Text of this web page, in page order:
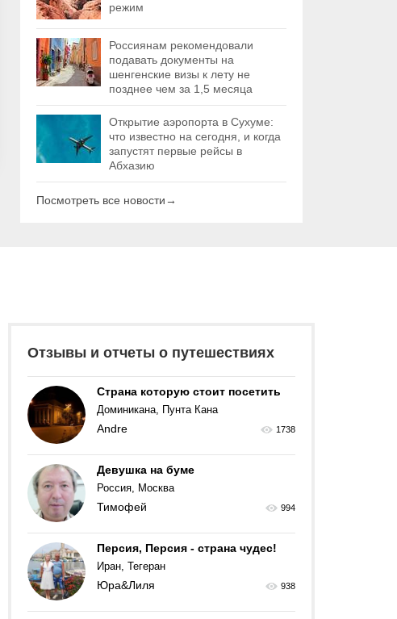
режим
Россиянам рекомендовали
подавать документы на
шенгенские визы к лету не
позднее чем за 1,5 месяца
Открытие аэропорта в Сухуме:
что известно на сегодня, и когда
запустят первые рейсы в
Абхазию
Посмотреть все новости→
Отзывы и отчеты о путешествиях
Страна которую стоит посетить
Доминикана, Пунта Кана
Andre 1738
Девушка на буме
Россия, Москва
Тимофей 994
Персия, Персия - страна чудес!
Иран, Тегеран
Юра&Лиля 938